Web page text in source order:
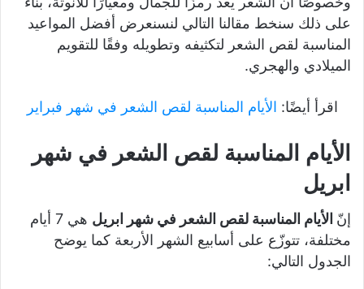
على ذلك سنخط مقالنا التالي لنسنعرض أفضل المواعيد
المناسبة لقص الشعر لتكثيفه وتطويله وفقًا للتقويم
الميلادي والهجري.
اقرأ أيضًا: الأيام المناسبة لقص الشعر في شهر فبراير
الأيام المناسبة لقص الشعر في شهر
ابريل
إنّ الأيام المناسبة لقص الشعر في شهر ابريل
هي 7 أيام
مختلفة، تتوزّع على أسابيع الشهر الأربعة كما يوضح
الجدول التالي: